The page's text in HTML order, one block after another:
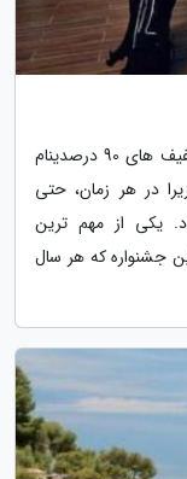
جشنواره تابستانی دبی 2024؛ لذت خرید با تخفیف های 90 درصدینام
در هر زمان، حتی
یکی از مهم ترین
جشنواره که هر سال